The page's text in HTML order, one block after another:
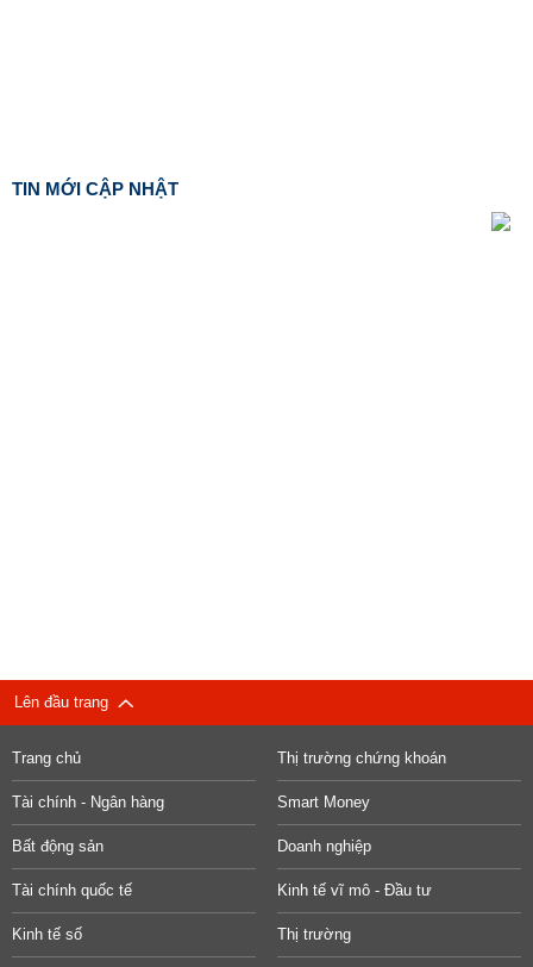
TIN MỚI CẬP NHẬT
Lên đầu trang
Trang chủ Thị trường chứng khoán
Tài chính - Ngân hàng Smart Money
Bất động sản Doanh nghiệp
Tài chính quốc tế Kinh tế vĩ mô - Đầu tư
Kinh tế số Thị trường